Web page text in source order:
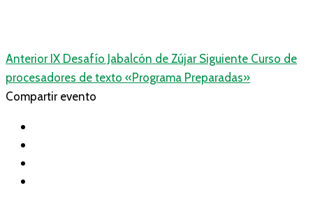
Anterior IX Desafío Jabalcón de Zújar Siguiente Curso de
procesadores de texto «Programa Preparadas»
Compartir evento